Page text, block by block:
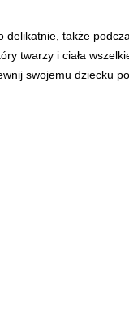
delikatnie, także
twarzy i ciała
swojemu dziecku